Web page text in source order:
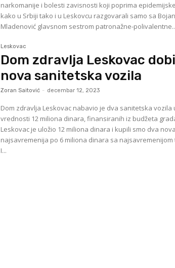
narkomanije i bolesti zavisnosti koji poprima
kako u Srbiji tako i u Leskovcu razgovarali samo sa
Mladenović glavsnom sestrom patronažne-
Leskovac
Dom zdravlja Leskovac
nova sanitetska vozila
Zoran Saitović - decembar 12, 2023
Dom zdravlja Leskovac nabavio je dva sanitetska vozila
vrednosti 12 miliona dinara, finansiranih iz budžeta grada. Pr
Leskovac je uložio 12 miliona dinara i kupili smo dva
najsavremenija po 6 miliona dinara sa najsavremenijom
I...